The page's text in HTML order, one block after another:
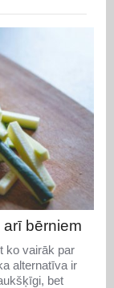
bērniem
ko vairāk par
alternatīva ir
bet